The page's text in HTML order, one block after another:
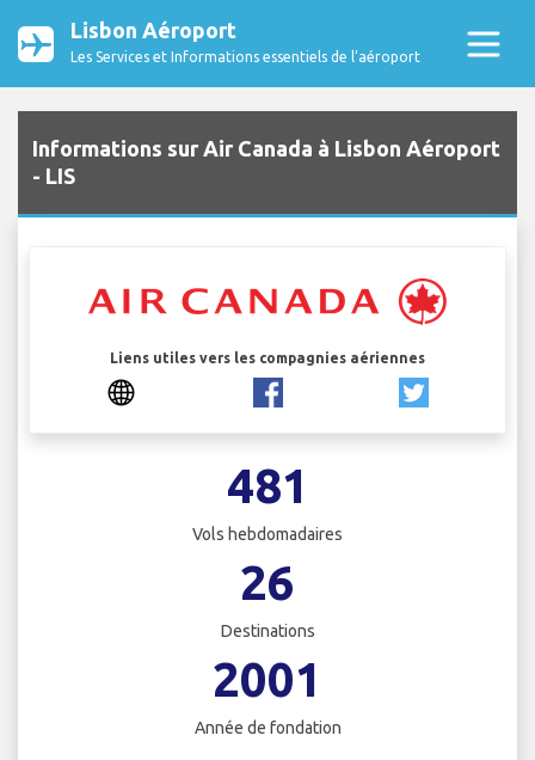
Lisbon Aéroport
Les Services et Informations essentiels de l’aéroport
Informations sur Air Canada à Lisbon Aéroport
- LIS
Liens utiles vers les compagnies aériennes
481
Vols hebdomadaires
26
Destinations
2001
Année de fondation